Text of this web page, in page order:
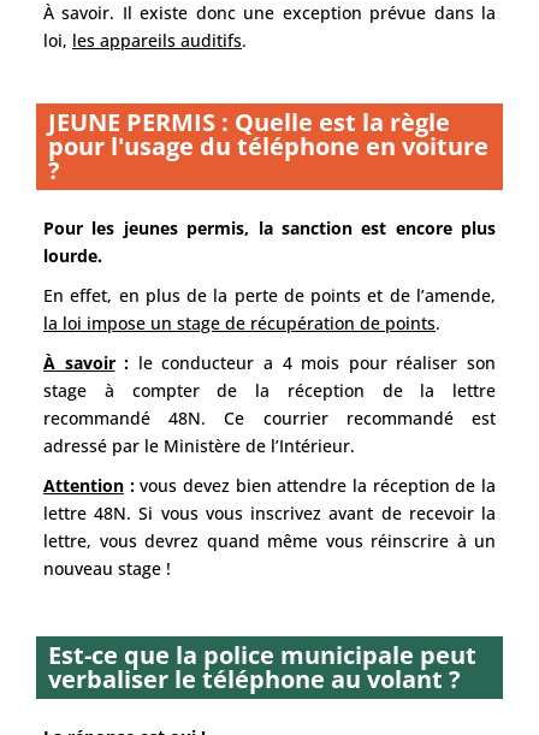
À savoir. Il existe donc une exception prévue dans la
loi, les appareils auditifs.
JEUNE PERMIS : Quelle est la règle
pour l'usage du téléphone en voiture
? ​
Pour les jeunes permis, la sanction est encore plus
lourde.
En effet, en plus de la perte de points et de l’amende,
la loi impose un stage de récupération de points.
À savoir: le conducteur a 4 mois pour réaliser son
stage à compter de la réception de la lettre
recommandé 48N. Ce courrier recommandé est
adressé par le Ministère de l’Intérieur.
Attention :vous devez bien attendre la réception de la
lettre 48N. Si vous vous inscrivez avant de recevoir la
lettre, vous devrez quand même vous réinscrire à un
nouveau stage !
Est-ce que la police municipale peut
verbaliser le téléphone au volant ?​